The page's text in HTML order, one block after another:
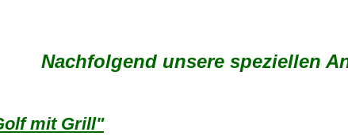
Nachfolgend unsere speziellen
mit Grill"